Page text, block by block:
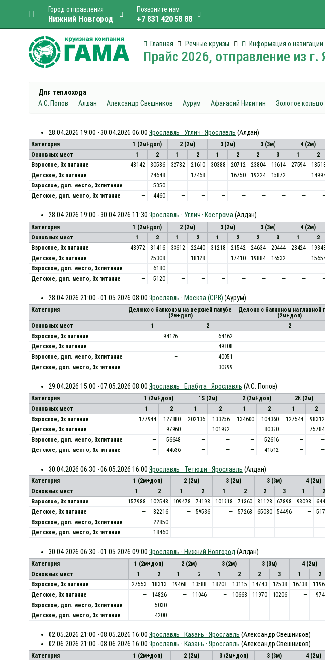
Город отправления
Нижний Новгород
Позвоните нам
+7 831 420 58 88
Главная Речные круизы Информация о навигации
Прайс 2026, отправление из г.
Для теплохода
А.С. Попов
Алдан Александр Свешников Аурум Афанасий Никитин Золотое кольцо
28.04.2026 19:00 - 30.04.2026 06:00 Ярославль · Углич · Ярославль (Алдан)
Категория 1 (2м+доп) 2 (2м) 3 (2м) 3 (3м) 4 (2м)
Основных мест
1 2 1 2 1 2 2 3 1 2
Взрослое, 3х питание
48142 30586 32782 21610 30388 20712 23804 19614 27594 18518
Детское, 3х питание
— 24648 — 17468 — 16750 19224 15872 —
Взрослое, доп. место, 3x питание
— 5350 — — — — — — —
Детское, доп. место, 3x питание
— 4460 — — — — — — —
28.04.2026 19:00 - 30.04.2026 11:30 Ярославль · Углич · Кострома (Алдан)
Категория 1 (2м+доп) 2 (2м) 3 (2м) 3 (3м) 4 (2м)
Основных мест
1 2 1 2 1 2 2 3 1 2
Взрослое, 3х питание
48972 31416 33612 22440 31218 21542 24634 20444 28424 19348
Детское, 3х питание
— 25308 — 18128 — 17410 19884 16532 —
Взрослое, доп. место, 3x питание
— 6180 — — — — — — —
Детское, доп. место, 3x питание
— 5120 — — — — — — —
28.04.2026 21:00 - 01.05.2026 08:00 Ярославль · Москва (СРВ) (Аурум)
Категория
Делюкс с балконом на верхней палубе
(2м+доп)
Делюкс с балконом на главной
(2м+доп)
Основных мест
1 2 2
Взрослое, 3х питание
94126 64462
Детское, 3х питание
— 49308
Взрослое, доп. место, 3x питание
— 40051
Детское, доп. место, 3x питание
— 30999
29.04.2026 15:00 - 07.05.2026 08:00 Ярославль · Елабуга · Ярославль (А.С. Попов)
Категория 1 (2м+доп) 1S (2м) 2 (2м+доп) 2К (2м)
Основных мест
1 2 1 2 1 2 1 2
Взрослое, 3х питание
177944 127880 202136 133256 134600 104360 127544 98312
Детское, 3х питание
— 97960 — 101992 — 80320 — 75784
Взрослое, доп. место, 3x питание
— 56648 — — — 52616 — —
Детское, доп. место, 3x питание
— 44536 — — — 41512 — —
30.04.2026 06:30 - 06.05.2026 16:00 Ярославль · Тетюши · Ярославль (Алдан)
Категория 1 (2м+доп) 2 (2м) 3 (2м) 3 (3м) 4 (2м)
Основных мест
1 2 1 2 1 2 2 3 1 2
Взрослое, 3х питание
157988 102548 109478 74198 101918 71360 81128 67898 93098
Детское, 3х питание
— 82216 — 59536 — 57268 65080 54496 —
Взрослое, доп. место, 3x питание
— 22850 — — — — — — —
Детское, доп. место, 3x питание
— 18460 — — — — — — —
30.04.2026 06:30 - 01.05.2026 09:00 Ярославль · Нижний Новгород (Алдан)
Категория 1 (2м+доп) 2 (2м) 3 (2м) 3 (3м) 4 (2м)
Основных мест
1 2 1 2 1 2 2 3 1 2
Взрослое, 3х питание
27553 18313 19468 13588 18208 13115 14743 12538 16738
Детское, 3х питание
— 14826 — 11046 — 10668 11970 10206 —
Взрослое, доп. место, 3x питание
— 5030 — — — — — — —
Детское, доп. место, 3x питание
— 4200 — — — — — — —
02.05.2026 21:00 - 08.05.2026 16:00 Ярославль · Казань · Ярославль (Александр Свешников)
02.06.2026 21:00 - 08.06.2026 16:00 Ярославль · Казань · Ярославль (Александр Свешников)
Категория 1 (2м+доп) 2 (2м) 3 (2м+доп) 3 (3м) 4 (2м)